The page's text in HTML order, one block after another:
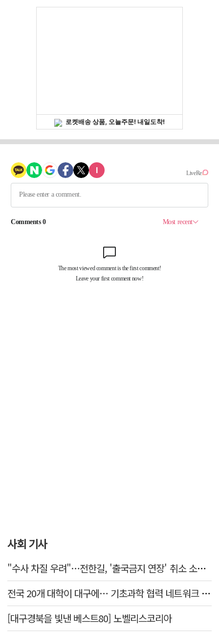
사회 기사
"수사 차질 우려"…전한길, '출국금지 연장' 취소 소송 패소
전국 20개 대학이 대구에… 기초과학 협력 네트워크 출범하다
[대구경북을 빛낸 베스트80] 노벨리스코리아